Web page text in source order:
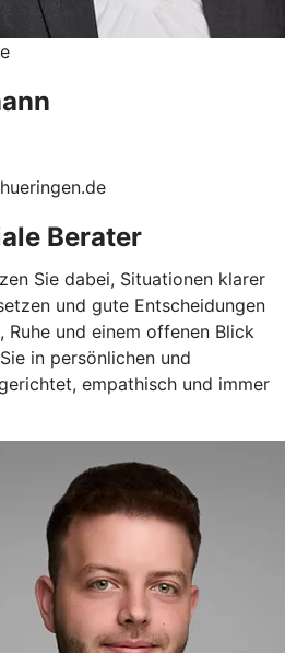
Berater
Sie dabei, Situationen klarer
und gute Entscheidungen
und einem offenen Blick
in persönlichen und
empathisch und immer